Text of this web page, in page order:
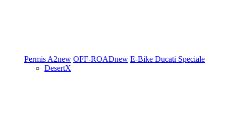
Permis A2new OFF-ROADnew E-Bike Ducati Speciale
DesertX